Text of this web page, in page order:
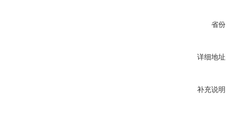
省份
详细地址
补充说明